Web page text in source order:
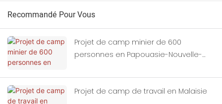
Recommandé Pour Vous
Projet de camp minier de 600
personnes en Papouasie-Nouvelle-
Projet de camp de travail en Malaisie